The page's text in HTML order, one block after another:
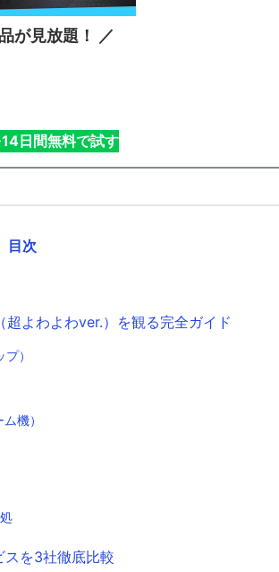
が見放題！ ／
日間無料で試す
目次
よわよわver.）を観る完全ガイド
）
機）
スを3社徹底比較